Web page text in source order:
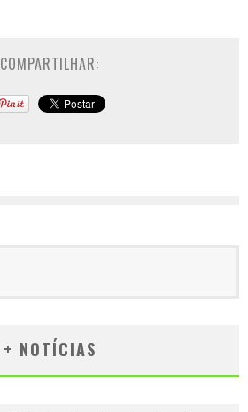
COMPARTILHAR:
+ NOTÍCIAS